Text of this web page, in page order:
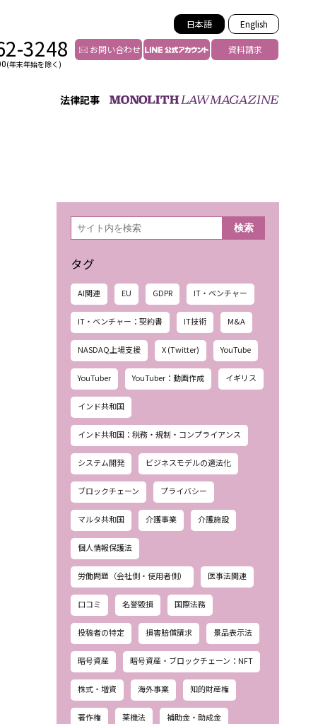
日本語 English
3248
(年末年始を除く)
お問い合わせ 資料請求
法律記事
グ汚染の削除対策
等活動の削除
YouTube等SNSのM&A
検
索 検索
タグ
AI関連 EU GDPR IT・ベンチャー
IT・ベンチャー：契約書 IT技術 M&A
NASDAQ上場支援 X (Twitter) YouTube
YouTuber YouTuber：動画作成 イギリス
インド共和国
インド共和国：税務・規制・コンプライアンス
システム開発 ビジネスモデルの適法化
ブロックチェーン プライバシー
マルタ共和国 介護事業 介護施設
個人情報保護法
労働問題（会社側・使用者側） 医事法関連
口コミ 名誉毀損 国際法務
投稿者の特定 損害賠償請求 景品表示法
暗号資産 暗号資産・ブロックチェーン：NFT
株式・増資 海外事業 知的財産権
著作権 薬機法 補助金・助成金